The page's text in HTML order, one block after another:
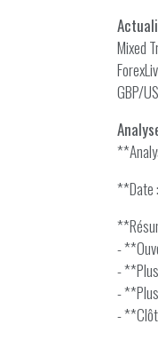
Mixed
GBP/
**Date
-
-
-
-